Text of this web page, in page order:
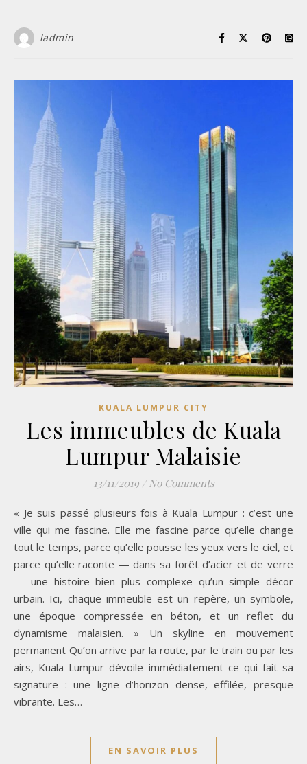
ladmin
KUALA LUMPUR CITY
Les immeubles de Kuala
Lumpur Malaisie
13/11/2019 / No Comments
« Je suis passé plusieurs fois à Kuala Lumpur : c’est une
ville qui me fascine. Elle me fascine parce qu’elle change
tout le temps, parce qu’elle pousse les yeux vers le ciel, et
parce qu’elle raconte — dans sa forêt d’acier et de verre
— une histoire bien plus complexe qu’un simple décor
urbain. Ici, chaque immeuble est un repère, un symbole,
une époque compressée en béton, et un reflet du
dynamisme malaisien. » Un skyline en mouvement
permanent Qu’on arrive par la route, par le train ou par les
airs, Kuala Lumpur dévoile immédiatement ce qui fait sa
signature : une ligne d’horizon dense, effilée, presque
vibrante. Les…
EN SAVOIR PLUS